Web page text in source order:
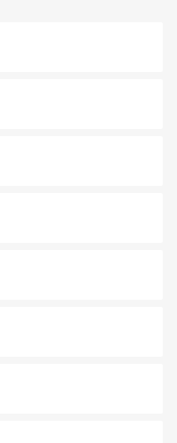
を楽しめる外せないスポット